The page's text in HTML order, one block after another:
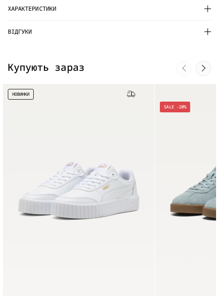
ХАРАКТЕРИСТИКИ
ВІДГУКИ
Купують зараз
НОВИНКИ
SALE -20%